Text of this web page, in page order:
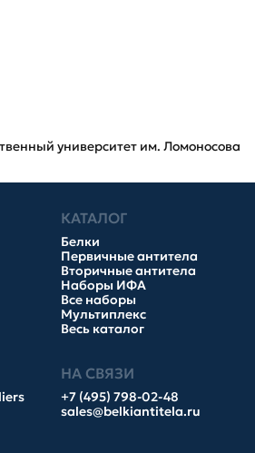
университет им. Ломоносова
КАТАЛОГ
Белки
Первичные антитела
Вторичные антитела
Наборы ИФА
Все наборы
Мультиплекс
Весь каталог
НА СВЯЗИ
+7 (495) 798-02-48
sales@belkiantitela.ru